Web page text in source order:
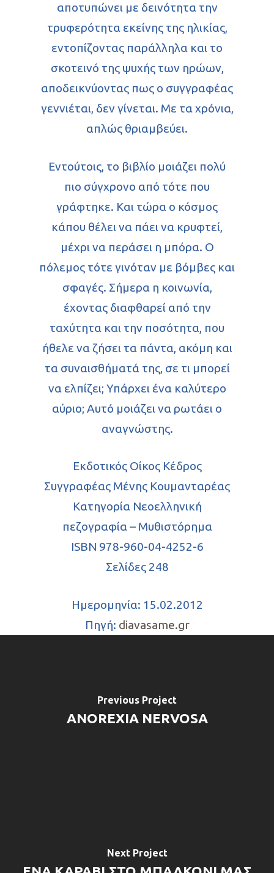
αποτυπώνει με δεινότητα την
τρυφερότητα εκείνης της ηλικίας,
εντοπίζοντας παράλληλα και το
σκοτεινό της ψυχής των ηρώων,
αποδεικνύοντας πως ο συγγραφέας
γεννιέται, δεν γίνεται. Με τα χρόνια,
απλώς θριαμβεύει.
Εντούτοις, το βιβλίο μοιάζει πολύ
πιο σύγχρονο από τότε που
γράφτηκε. Και τώρα ο κόσμος
κάπου θέλει να πάει να κρυφτεί,
μέχρι να περάσει η μπόρα. Ο
πόλεμος τότε γινόταν με βόμβες και
σφαγές. Σήμερα η κοινωνία,
έχοντας διαφθαρεί από την
ταχύτητα και την ποσότητα, που
ήθελε να ζήσει τα πάντα, ακόμη και
τα συναισθήματά της, σε τι μπορεί
να ελπίζει; Υπάρχει ένα καλύτερο
αύριο; Αυτό μοιάζει να ρωτάει ο
αναγνώστης.
Εκδοτικός Οίκος Κέδρος
Συγγραφέας Μένης Κουμανταρέας
Κατηγορία Νεοελληνική
πεζογραφία – Μυθιστόρημα
ISBN 978-960-04-4252-6
Σελίδες 248
Ημερομηνία: 15.02.2012
Πηγή: diavasame.gr
Previous Project
ANOREXIA NERVOSA
Next Project